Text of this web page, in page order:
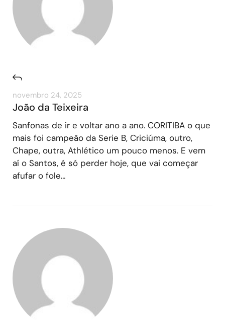
novembro 24, 2025
João da Teixeira
Sanfonas de ir e voltar ano a ano. CORITIBA o que
mais foi campeão da Serie B, Criciúma, outro,
Chape, outra, Athlético um pouco menos. E vem
aí o Santos, é só perder hoje, que vai começar
afufar o fole…